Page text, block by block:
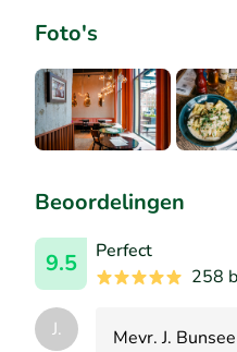
Foto's
Beoordelingen
9.5
Perfect
258
J. Mevr. J. Bunsee